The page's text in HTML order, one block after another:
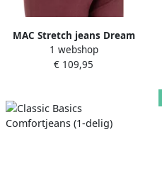
MAC Stretch jeans Dream
met stretch voor een
perfecte pasvorm
1 webshop
€ 109,95